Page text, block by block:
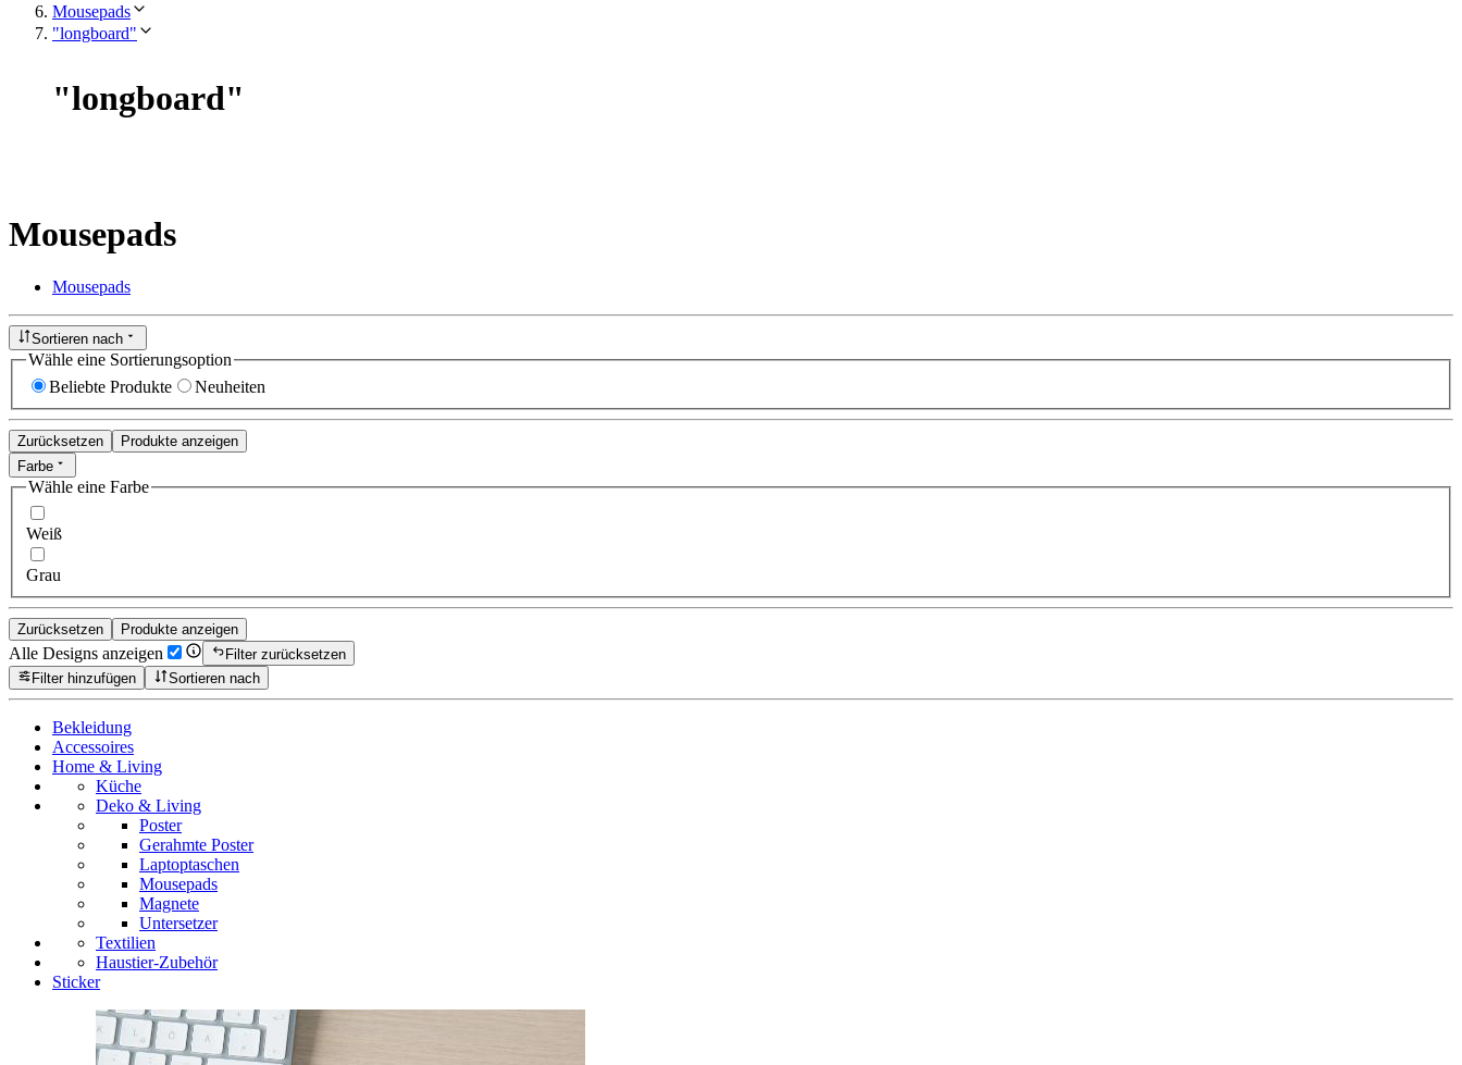
Mousepads
"longboard"
"longboard"
Mousepads
Mousepads
Sortieren nach
Wähle eine Sortierungsoption
Beliebte Produkte
Neuheiten
Zurücksetzen
Produkte anzeigen
Farbe
Wähle eine Farbe
Weiß
Grau
Zurücksetzen Produkte anzeigen
Alle Designs anzeigen
Filter zurücksetzen
Filter hinzufügen
Sortieren nach
Bekleidung
Accessoires
Home & Living
Küche
Deko & Living
Poster
Gerahmte Poster
Laptoptaschen
Mousepads
Magnete
Untersetzer
Textilien
Haustier-Zubehör
Sticker